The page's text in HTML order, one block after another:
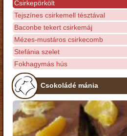
Csirkepörkölt
Tejszínes csirkemell tésztával
Baconbe tekert csirkemáj
Mézes-mustáros csirkecomb
Stefánia szelet
Fokhagymás hús
Csokoládé mánia